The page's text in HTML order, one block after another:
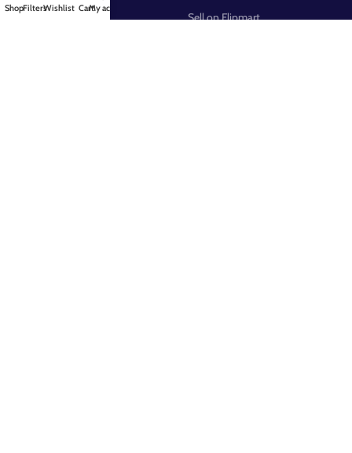
FB Group
Sell on Flipmart
ShopFiltersWishlist CartMy account